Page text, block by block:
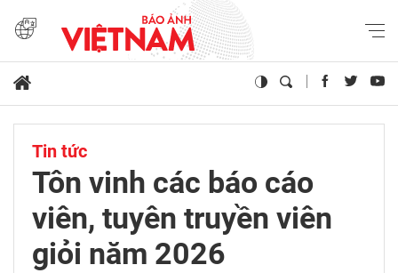
Tin tức
Tôn vinh các báo cáo
viên, tuyên truyền viên
giỏi năm 2026